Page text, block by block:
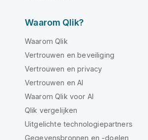
Waarom Qlik?
Waarom Qlik
Vertrouwen en beveiliging
Vertrouwen en privacy
Vertrouwen en AI
Waarom Qlik voor AI
Qlik vergelijken
Uitgelichte technologiepartners
Gegevensbronnen en -doelen